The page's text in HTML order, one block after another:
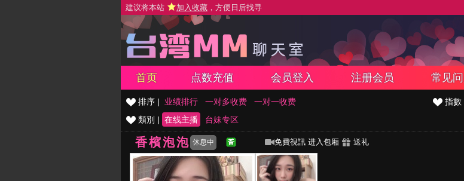
建议将本站 加入收藏 ，方便日后找寻
首页 点数充值 会员登入 注册会员 常见
排序 | 业绩排行 一对多收费 一对一收费 指數
類別 | 在线主播 台妹专区
香檳泡泡 休息中 免費視訊 进入包厢 送礼